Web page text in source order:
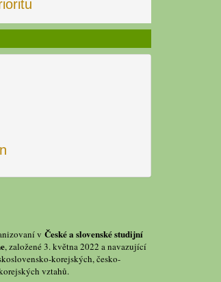
v České a slovenské studijní
, založené 3. května 2022 a navazující
korejských, česko-
vztahů.